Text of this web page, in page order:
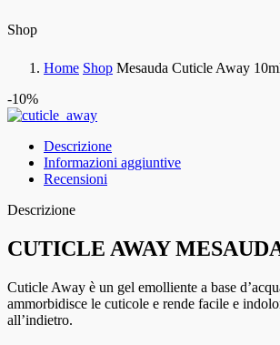
Shop
Home Shop Mesauda Cuticle Away
-10%
Descrizione
Informazioni aggiuntive
Recensioni
Descrizione
CUTICLE AWAY
Cuticle Away è un gel emolliente a base
ammorbidisce le cuticole e rende facile e
all’indietro.